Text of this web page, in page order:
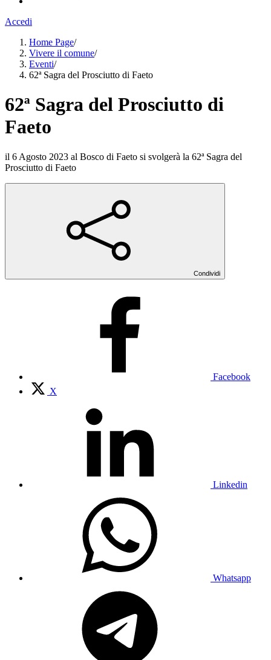
Accedi
Home Page/
Vivere il comune/
Eventi/
62ª Sagra del Prosciutto di Faeto
62ª Sagra del Prosciutto di
Faeto
il 6 Agosto 2023 al Bosco di Faeto si svolgerà la 62ª Sagra del
Prosciutto di Faeto
Condividi
Facebook
X
Linkedin
Whatsapp